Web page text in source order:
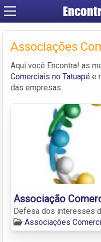
Associações
Aqui você Encontra! as
Comerciais no Tatuapé e
das empresas.
Associação
Defesa dos interesses
Associações